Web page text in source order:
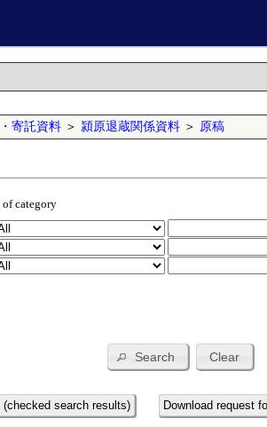
寄託資料 ＞ 潁原退蔵関係資料 ＞ 原稿
category
Search Clear
(checked search results) Download request